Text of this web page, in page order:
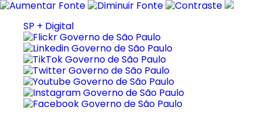
SP + Digital